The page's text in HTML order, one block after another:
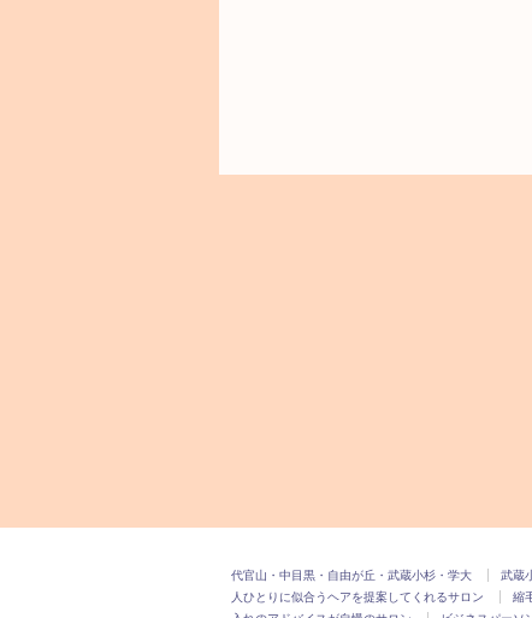
代官山・中目黒・自由が丘・武蔵小杉・学大 武蔵
人ひとりに似合うヘアを提案してくれるサロン
縮